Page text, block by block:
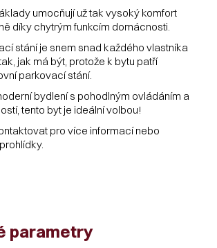
umocňují už tak vysoký komfort
díky chytrým funkcím domácnosti.
stání je snem snad každého vlastníka
jak má být, protože k bytu patří
parkovací stání.
bydlení s pohodlným ovládáním a
tento byt je ideální volbou!
pro více informací nebo
parametry